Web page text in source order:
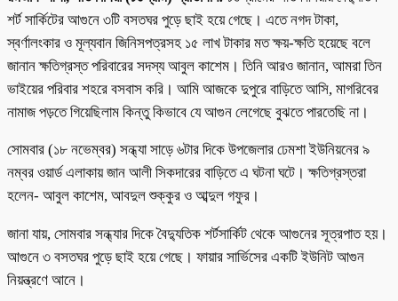
শর্ট সার্কিটের আগুনে ৩টি বসতঘর পুড়ে ছাই হয়ে গেছে। এতে নগদ টাকা,
স্বর্ণালংকার ও মূল্যবান জিনিসপত্রসহ ১৫ লাখ টাকার মত ক্ষয়-ক্ষতি হয়েছে বলে
জানান ক্ষতিগ্রস্ত পরিবারের সদস্য আবুল কাশেম। তিনি আরও জানান, আমরা তিন
ভাইয়ের পরিবার শহরে বসবাস করি। আমি আজকে দুপুরে বাড়িতে আসি, মাগরিবের
নামাজ পড়তে গিয়েছিলাম কিন্তু কিভাবে যে আগুন লেগেছে বুঝতে পারতেছি না।
সোমবার (১৮ নভেম্বর) সন্ধ্যা সাড়ে ৬টার দিকে উপজেলার ঢেমশা ইউনিয়নের ৯
নম্বর ওয়ার্ড এলাকায় জান আলী সিকদারের বাড়িতে এ ঘটনা ঘটে। ক্ষতিগ্রস্তরা
হলেন- আবুল কাশেম, আবদুল শুক্কুর ও আব্দুল গফুর।
জানা যায়, সোমবার সন্ধ্যার দিকে বৈদ্যুতিক শর্টসার্কিট থেকে আগুনের সূত্রপাত হয়।
আগুনে ৩ বসতঘর পুড়ে ছাই হয়ে গেছে। ফায়ার সার্ভিসের একটি ইউনিট আগুন
নিয়ন্ত্রণে আনে।